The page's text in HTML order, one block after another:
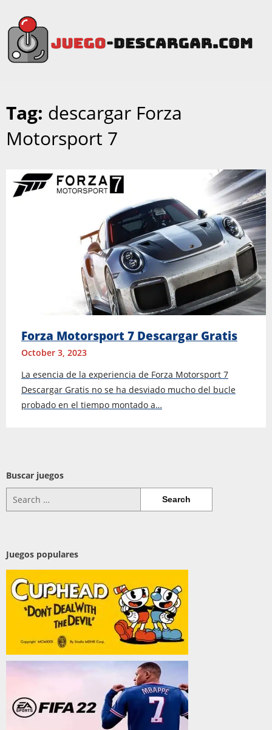
Tag: descargar Forza
Motorsport 7
Forza Motorsport 7 Descargar Gratis
October 3, 2023
La esencia de la experiencia de Forza Motorsport 7
Descargar Gratis no se ha desviado mucho del bucle
probado en el tiempo montado a…
Buscar juegos
for:
Juegos populares